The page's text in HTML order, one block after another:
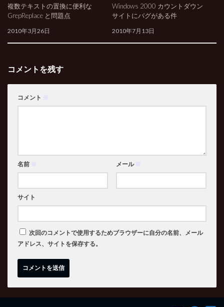
複数テキストの置換に便利な
GrepReplace と問題点
2010年3月26日
Windows 2000 カウントダウン
サイトにバグがある件
2010年7月13日
コメントを残す
コメント ※
名前 ※ メール ※
サイト
次回のコメントで使用するためブラウザーに自分の名前、メール
アドレス、サイトを保存する。